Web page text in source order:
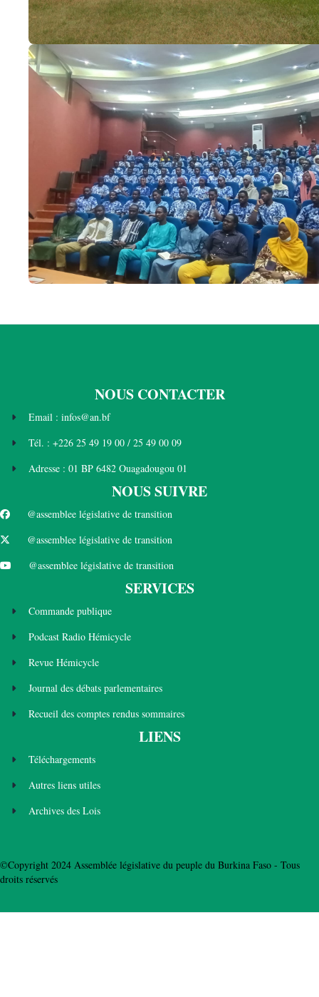
NOUS CONTACTER
Email : infos@an.bf
Tél. : +226 25 49 19 00 / 25 49 00 09
Adresse : 01 BP 6482 Ouagadougou 01
NOUS SUIVRE
@assemblee législative de transition
@assemblee législative de transition
@assemblee législative de transition
SERVICES
Commande publique
Podcast Radio Hémicycle
Revue Hémicycle
Journal des débats parlementaires
Recueil des comptes rendus sommaires
LIENS
Téléchargements
Autres liens utiles
Archives des Lois
©Copyright 2024 Assemblée législative du peuple du Burkina Faso - Tous
droits réservés